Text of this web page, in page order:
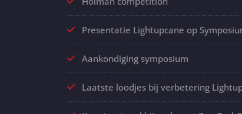
Presentatie Lightupcane op
Aankondiging symposium
Laatste loodjes bij verbetering